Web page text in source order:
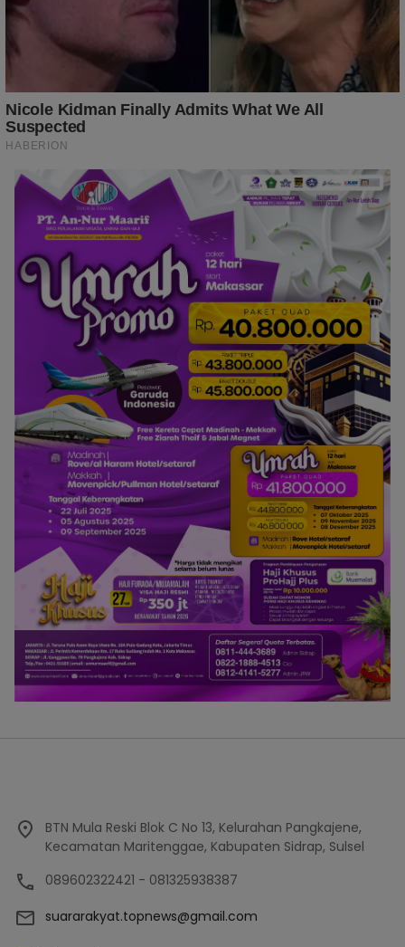
BTN Mula Reski Blok C No 13, Kelurahan Pangkajene,
Kecamatan Maritenggae, Kabupaten Sidrap, Sulsel
089602322421 - 081325938387
suararakyat.topnews@gmail.com